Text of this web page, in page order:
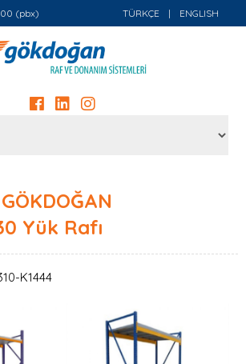
00 (pbx) TÜRKÇE | ENGLISH
Yük Rafı
K1444